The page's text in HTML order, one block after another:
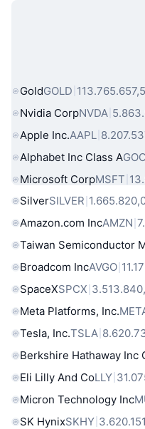
Tài sản trong
GoldGOLD
Nvidia CorpNVDA
Apple Inc.AAPL
Alphabet Inc Class A
Microsoft CorpMSFT
SilverSILVER
Amazon.com IncAMZN
Taiwan Semiconductor
Broadcom IncAVGO
SpaceXSPCX
Meta Platforms, Inc.
Tesla, Inc.TSLA
Berkshire Hathaway Inc
Eli Lilly And CoLLY
Micron Technology Inc
SK HynixSKHY